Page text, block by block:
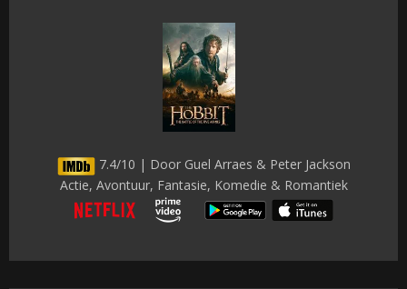
7.4/10 | Door Guel Arraes & Peter Jackson
Actie, Avontuur, Fantasie, Komedie & Romantiek